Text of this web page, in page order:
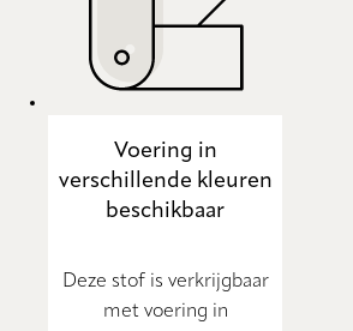
Voering in
verschillende kleuren
beschikbaar
Deze stof is verkrijgbaar
met voering in